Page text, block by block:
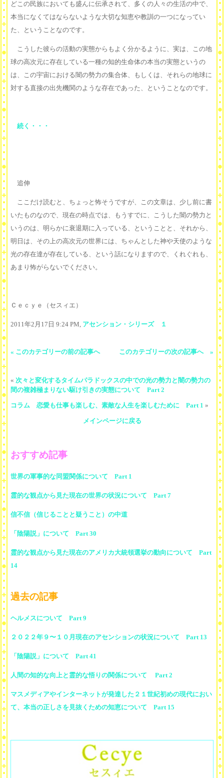
どこの民族においても盛んに伝承されて、多くの人々の生活の中で、
本当になくてはならないような大切な知恵や教訓の一つになってい
た、ということなのです。
こうした彼らの活動の実態からもよく分かるように、実は、この地
球の高次元に存在している一種の知的生命体の本当の実態というの
は、この宇宙における闇の勢力の集合体、もしくは、それらの地球に
対する直接の出先機関のような存在であった、ということなのです。
続く・・・
追伸
ここだけ読むと、ちょっと怖そうですが、この文章は、少し前に書
いたものなので、現在の時点では、もうすでに、こうした闇の勢力と
いうのは、明らかに衰退期に入っている、ということと、それから、
明日は、その上の高次元の世界には、ちゃんとした神や天使のような
光の存在達が存在している、という話になりますので、くれぐれも、
あまり怖がらないでください。
Ｃｅｃｙｅ（セスィエ）
2011年2月17日 9:24 PM, アセンション・シリーズ １
« このカテゴリーの前の記事へ このカテゴリーの次の記事へ »
« 次々と変化するタイムパラドックスの中での光の勢力と闇の勢力の
間の複雑極まりない駆け引きの実態について Part 2
コラム 恋愛も仕事も楽しむ、素敵な人生を楽しむために Part 1 »
メインページに戻る
おすすめ記事
世界の軍事的な同盟関係について Part 1
霊的な観点から見た現在の世界の状況について Part 7
信不信（信じることと疑うこと）の中道
「陰陽説」について Part 30
霊的な観点から見た現在のアメリカ大統領選挙の動向について Part
14
過去の記事
ヘルメスについて Part 9
２０２２年９〜１０月現在のアセンションの状況について Part 13
「陰陽説」について Part 41
人間の知的な向上と霊的な悟りの関係について Part 2
マスメディアやインターネットが発達した２１世紀初めの現代におい
て、本当の正しさを見抜くための知恵について Part 15